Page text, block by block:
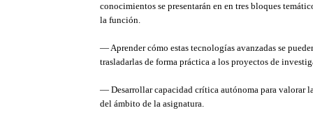
conocimientos se presentarán en en tres bloques
la función.
— Aprender cómo estas tecnologías avanzadas se
trasladarlas de forma práctica a los proyectos de
— Desarrollar capacidad crítica autónoma para valorar
del ámbito de la asignatura.